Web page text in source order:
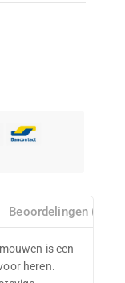
Beoordelingen (0)
is een
heren.